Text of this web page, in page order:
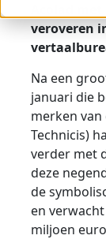
Bereik en
Zet audio
Alle
AI-
Voice-
Efficiënte
AI-
AI-
Tips om
Locaties
Ontdek
taal &
Sluit je
Acolad
veroveren
Na een
januari die
merken
Technicis)
verder met
deze
de
en
miljoen